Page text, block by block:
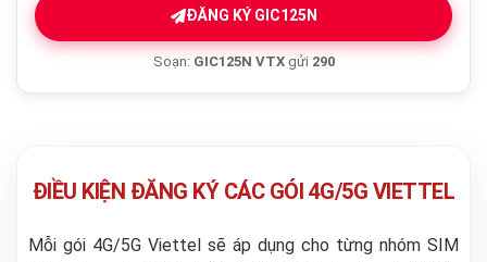
ĐĂNG KÝ GIC125N
Soạn: GIC125N VTXgửi 290
ĐIỀU KIỆN ĐĂNG KÝ CÁC GÓI 4G/5G VIETTEL
Mỗi gói 4G/5G Viettel sẽ áp dụng cho từng nhóm SIM